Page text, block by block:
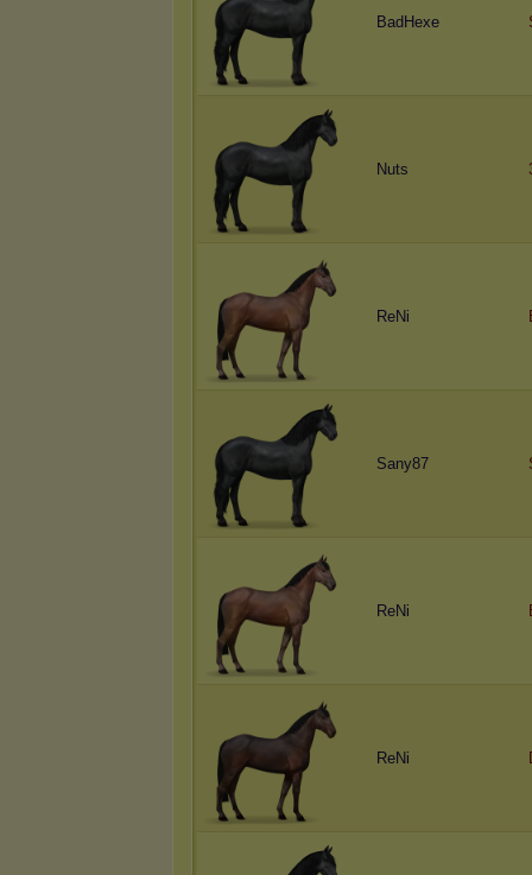
BadHexe
Nuts
ReNi
Sany87
ReNi
ReNi